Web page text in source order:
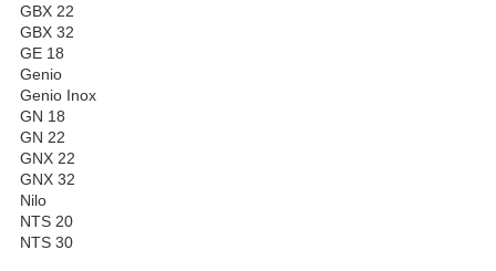
GBX 22
GBX 32
GE 18
Genio
Genio Inox
GN 18
GN 22
GNX 22
GNX 32
Nilo
NTS 20
NTS 30